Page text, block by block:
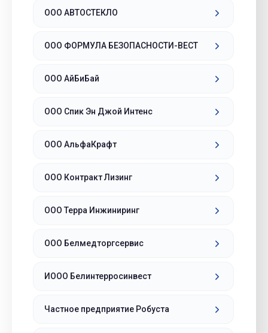
ООО АВТОСТЕКЛО
ООО ФОРМУЛА БЕЗОПАСНОСТИ-ВЕСТ
ООО АйБиБай
ООО Спик Эн Джой Интенс
ООО АльфаКрафт
ООО Контракт Лизинг
ООО Терра Инжиниринг
ООО Белмедторгсервис
ИООО Белинтерросинвест
Частное предприятие Робуста